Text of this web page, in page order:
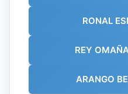
RONAL
REY
ARANGO